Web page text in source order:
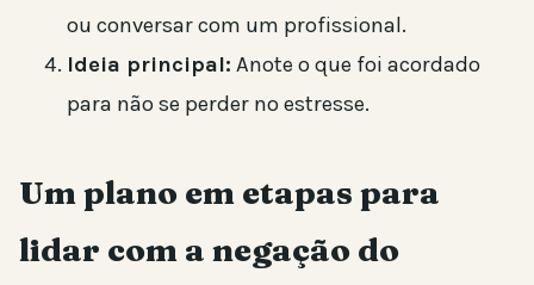
ou conversar com um profissional.
Ideia principal: Anote o que foi acordado
para não se perder no estresse.
Um plano em etapas para
lidar com a negação do